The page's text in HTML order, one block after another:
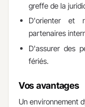
greffe de la
D'orienter et
partenaires
D'assurer des
fériés.
Vos avantages
​Un environnement